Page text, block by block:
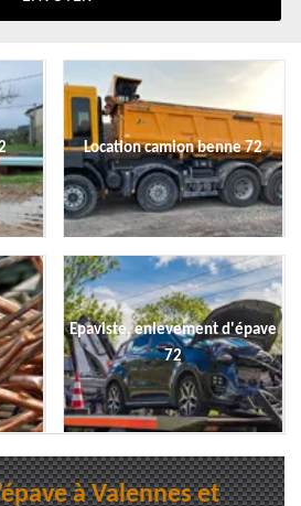
Location camion benne 72
Epaviste, enlevement d'épave
72
à Valennes et